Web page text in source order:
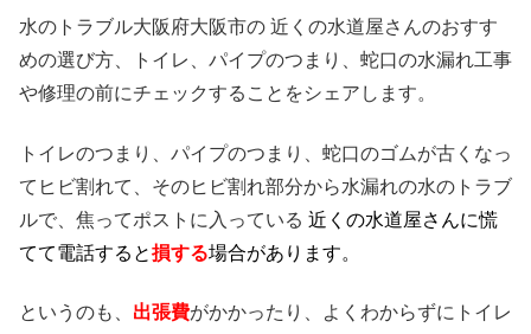
水のトラブル大阪府大阪市の 近くの水道屋さんのおすす
めの選び方、トイレ、パイプのつまり、蛇口の水漏れ工事
や修理の前にチェックすることをシェアします。
トイレのつまり、パイプのつまり、蛇口のゴムが古くなっ
てヒビ割れて、そのヒビ割れ部分から水漏れの水のトラブ
ルで、焦ってポストに入っている 近くの水道屋さんに慌
てて電話すると損する場合があります。
というのも、 出張費がかかったり、よくわからずにトイレ